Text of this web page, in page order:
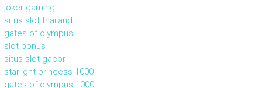
joker gaming
situs slot thailand
gates of olympus
slot bonus
situs slot gacor
starlight princess 1000
gates of olympus 1000